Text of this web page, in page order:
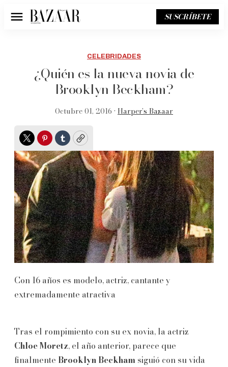
Menú SUSCRÍBETE
CELEBRIDADES
¿Quién es la nueva novia de
Brooklyn Beckham?
Octubre 01, 2016 • Harper’s Bazaar
TwitterPinterest
TumblrCopy
Con 16 años es modelo, actriz, cantante y
extremadamente atractiva
Tras el rompimiento con su ex novia, la actriz
Chloe Moretz, el año anterior, parece que
finalmente Brooklyn Beckham siguió con su vida